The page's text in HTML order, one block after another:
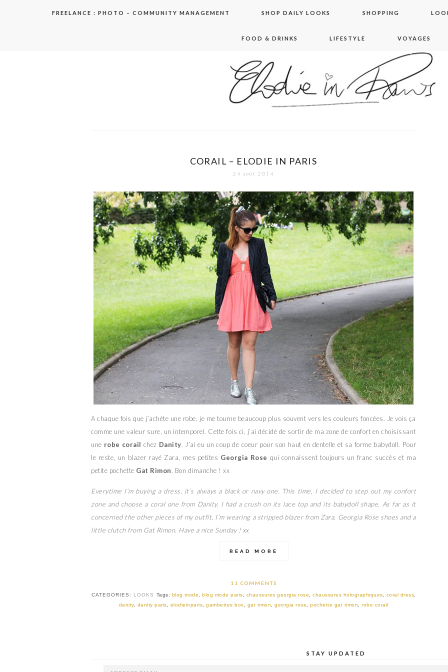
FREELANCE : PHOTO – COMMUNITY MANAGEMENT SHOP DAILY LOOKS SHOPPING
FOOD & DRINKS LIFESTYLE VOYAGES
elodie in paris
CORAIL – ELODIE IN PARIS
24 août 2014
A chaque fois que j’achète une robe, je me tourne beaucoup plus souvent vers les couleurs foncées. Je vois ça
comme une valeur sure, un intemporel. Cette fois ci, j’ai décidé de sortir de ma zone de confort en choisissant
une robe corail chez Danity. J’ai eu un coup de coeur pour son haut en dentelle et sa forme babydoll. Pour
le reste, un blazer rayé Zara, mes petites Georgia Rose qui connaissent toujours un franc succès et ma
petite pochette Gat Rimon. Bon dimanche ! xx
Everytime I’m buying a dress, it’s always a black or navy one. This time, I decided to step out my confort
zone and choose a coral one from Danity. I had a crush on its lace top and its babydoll shape. As far as it
concerned the other pieces of my outfit, I’m wearing a stripped blazer from Zara, Georgia Rose shoes and a
little clutch from Gat Rimon. Have a nice Sunday ! xx
READ MORE
11 COMMENTS
CATEGORIES: LOOKS Tags: blog mode, blog mode paris, chaussures georgia rose, chaussures holographiques, coral dress,
danity, danity paris, elodieinparis, gambettes box, gat rimon, georgia rose, pochette gat rimon, robe corail
STAY UPDATED